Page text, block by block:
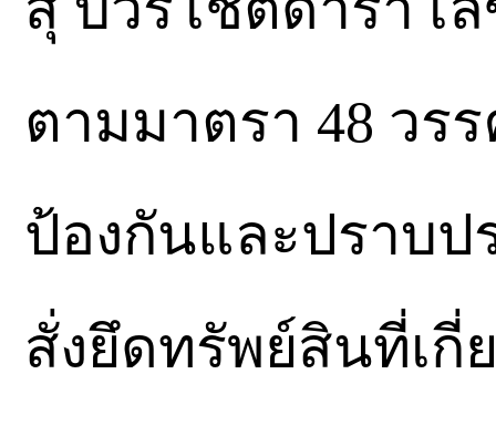
ตามมาตรา 48 ว
ป้องกันและปราบป
สั่งยึดทรัพย์สินที่เกี่